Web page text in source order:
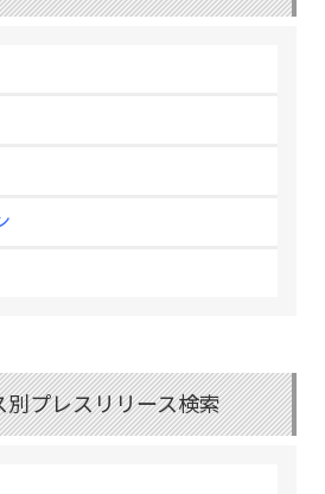
別プレスリリース検索